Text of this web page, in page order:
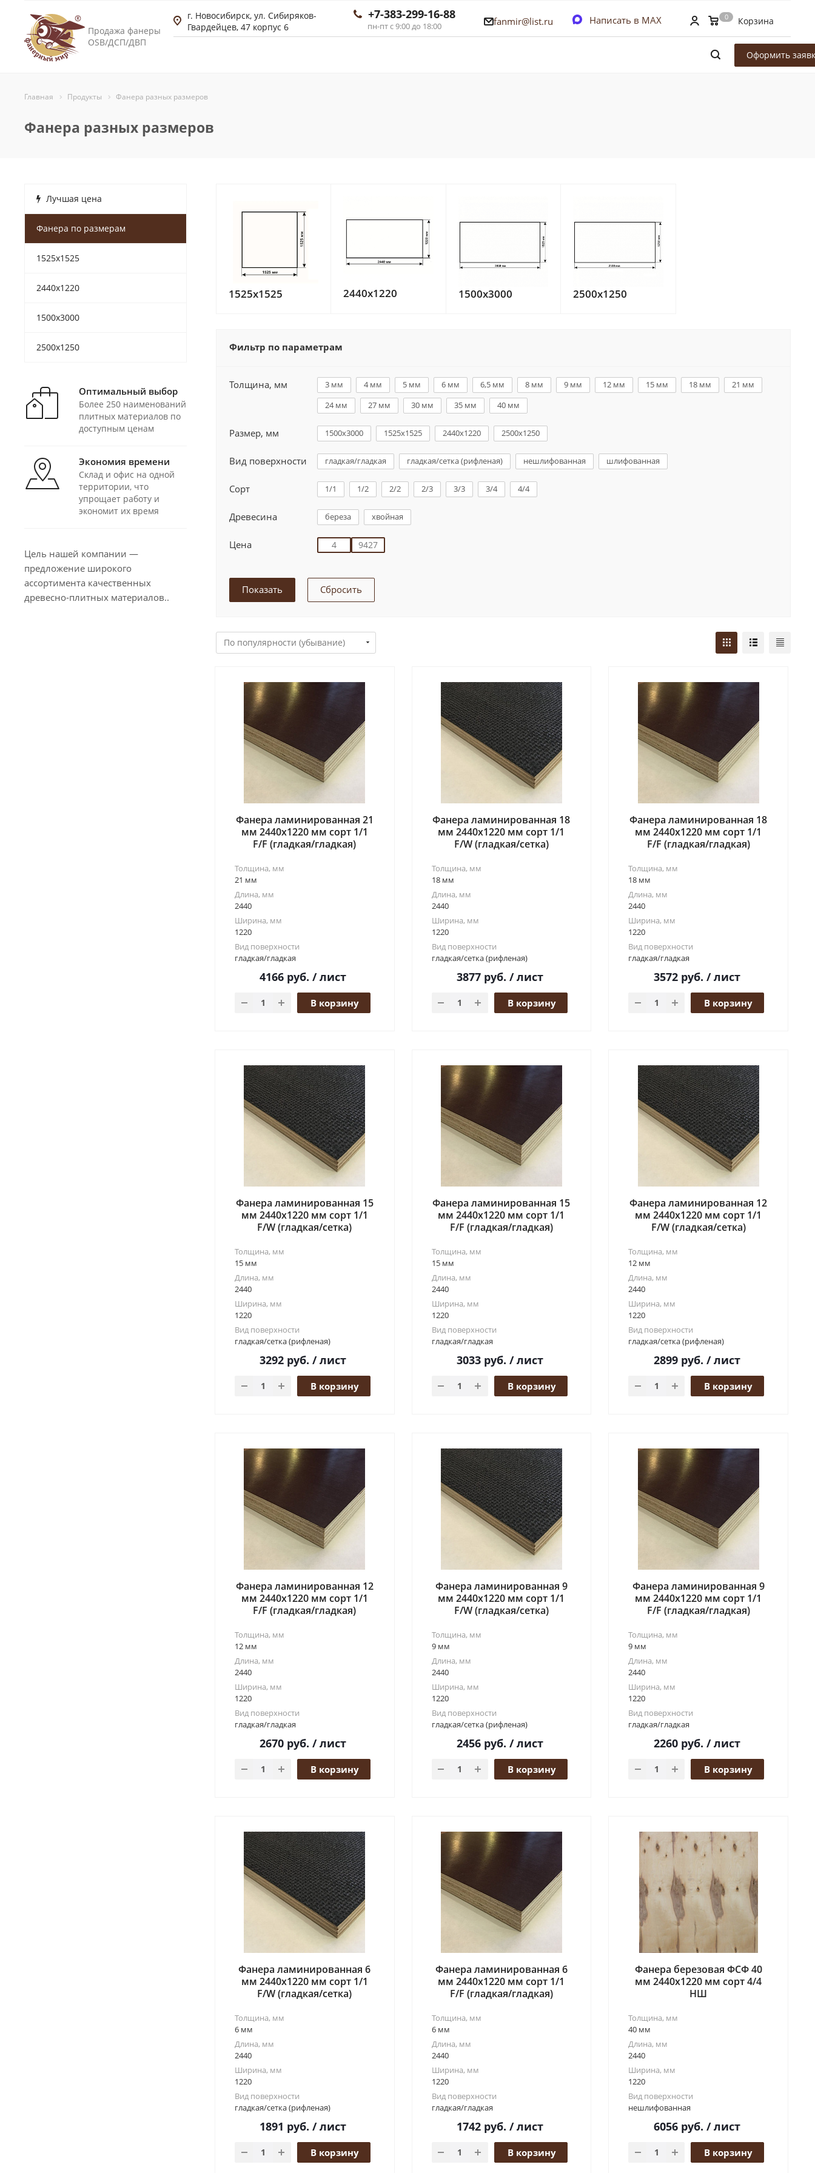
Продажа фанеры
OSB/ДСП/ДВП
г. Новосибирск, ул. Сибиряков-
Гвардейцев, 47 корпус 6
+7-383-299-16-88
пн-пт с 9:00 до 18:00 fanmir@list.ru Написать в MAX Корзина
0
Оформить
Главная Продукты Фанера разных размеров
Фанера разных размеров
1525x1525 2440x1220 1500x3000 2500x1250
Фильтр по параметрам
Толщина, мм 3 мм 4 мм 5 мм 6 мм 6,5 мм 8 мм 9 мм 12 мм 15 мм 18 мм
21 мм
24 мм
27 мм 30 мм 35 мм 40 мм
Размер, мм 1500х3000 1525х1525 2440x1220 2500х1250
Вид поверхности гладкая/гладкая гладкая/сетка (рифленая) нешлифованная шлифованная
Сорт 1/1 1/2 2/2 2/3 3/3 3/4 4/4
Древесина береза хвойная
Цена
Сбросить
Фанера ламинированная 21
мм 2440x1220 мм сорт 1/1
F/F (гладкая/гладкая)
Толщина, мм
21 мм
Длина, мм
2440
Ширина, мм
1220
Вид поверхности
гладкая/гладкая
4166 руб. / лист
В корзину
Фанера ламинированная 18
мм 2440x1220 мм сорт 1/1
F/W (гладкая/сетка)
Толщина, мм
18 мм
Длина, мм
2440
Ширина, мм
1220
Вид поверхности
гладкая/сетка (рифленая)
3877 руб. / лист
В корзину
Фанера ламинированная 18
мм 2440x1220 мм сорт 1/1
F/F (гладкая/гладкая)
Толщина, мм
18 мм
Длина, мм
2440
Ширина, мм
1220
Вид поверхности
гладкая/гладкая
3572 руб. / лист
В корзину
Фанера ламинированная 15
мм 2440x1220 мм сорт 1/1
F/W (гладкая/сетка)
Толщина, мм
15 мм
Длина, мм
2440
Ширина, мм
1220
Вид поверхности
гладкая/сетка (рифленая)
3292 руб. / лист
В корзину
Фанера ламинированная 15
мм 2440x1220 мм сорт 1/1
F/F (гладкая/гладкая)
Толщина, мм
15 мм
Длина, мм
2440
Ширина, мм
1220
Вид поверхности
гладкая/гладкая
3033 руб. / лист
В корзину
Фанера ламинированная 12
мм 2440x1220 мм сорт 1/1
F/W (гладкая/сетка)
Толщина, мм
12 мм
Длина, мм
2440
Ширина, мм
1220
Вид поверхности
гладкая/сетка (рифленая)
2899 руб. / лист
В корзину
Фанера ламинированная 12
мм 2440x1220 мм сорт 1/1
F/F (гладкая/гладкая)
Толщина, мм
12 мм
Длина, мм
2440
Ширина, мм
1220
Вид поверхности
гладкая/гладкая
2670 руб. / лист
В корзину
Фанера ламинированная 9
мм 2440x1220 мм сорт 1/1
F/W (гладкая/сетка)
Толщина, мм
9 мм
Длина, мм
2440
Ширина, мм
1220
Вид поверхности
гладкая/сетка (рифленая)
2456 руб. / лист
В корзину
Фанера ламинированная 9
мм 2440x1220 мм сорт 1/1
F/F (гладкая/гладкая)
Толщина, мм
9 мм
Длина, мм
2440
Ширина, мм
1220
Вид поверхности
гладкая/гладкая
2260 руб. / лист
В корзину
Фанера ламинированная 6
мм 2440x1220 мм сорт 1/1
F/W (гладкая/сетка)
Толщина, мм
6 мм
Длина, мм
2440
Ширина, мм
1220
Вид поверхности
гладкая/сетка (рифленая)
1891 руб. / лист
В корзину
Фанера ламинированная 6
мм 2440x1220 мм сорт 1/1
F/F (гладкая/гладкая)
Толщина, мм
6 мм
Длина, мм
2440
Ширина, мм
1220
Вид поверхности
гладкая/гладкая
1742 руб. / лист
В корзину
Фанера березовая ФСФ 40
мм 2440x1220 мм сорт 4/4
НШ
Толщина, мм
40 мм
Длина, мм
2440
Ширина, мм
1220
Вид поверхности
нешлифованная
6056 руб. / лист
В корзину
Лучшая цена
Фанера по размерам
1525x1525
2440x1220
1500x3000
2500x1250
Оптимальный выбор
Более 250 наименований
плитных материалов по
доступным ценам
Экономия времени
Склад и офис на одной
территории, что
упрощает работу и
экономит их время
Цель нашей компании —
предложение широкого
ассортимента качественных
древесно-плитных материалов..